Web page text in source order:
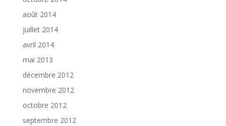
août 2014
juillet 2014
avril 2014
mai 2013
décembre 2012
novembre 2012
octobre 2012
septembre 2012